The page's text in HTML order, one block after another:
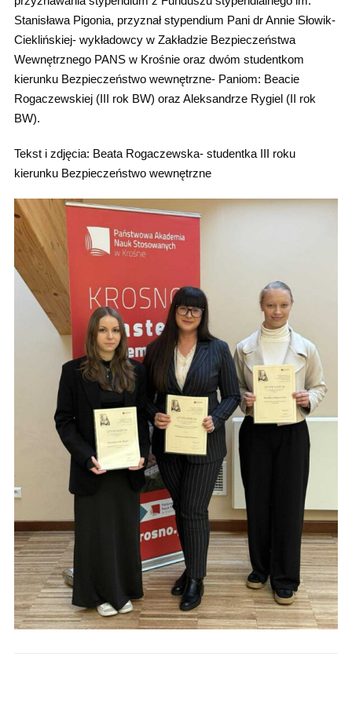
Stanisława Pigonia, przyznał stypendium Pani dr Annie Słowik-
Cieklińskiej- wykładowcy w Zakładzie Bezpieczeństwa
Wewnętrznego PANS w Krośnie oraz dwóm studentkom
kierunku Bezpieczeństwo wewnętrzne- Paniom: Beacie
Rogaczewskiej (III rok BW) oraz Aleksandrze Rygiel (II rok
BW).
Tekst i zdjęcia: Beata Rogaczewska- studentka III roku
kierunku Bezpieczeństwo wewnętrzne